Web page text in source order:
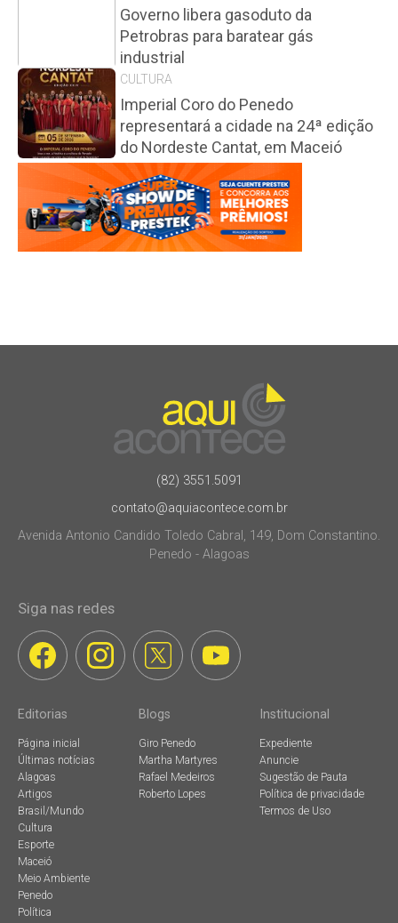
Governo libera gasoduto da
Petrobras para baratear gás
industrial
CULTURA
Imperial Coro do Penedo
representará a cidade na 24ª edição
do Nordeste Cantat, em Maceió
(82) 3551.5091
contato@aquiacontece.com.br
Avenida Antonio Candido Toledo Cabral, 149, Dom Constantino.
Penedo - Alagoas
Siga nas redes
Editorias
Página inicial
Últimas notícias
Alagoas
Artigos
Brasil/Mundo
Cultura
Esporte
Maceió
Meio Ambiente
Penedo
Política
Blogs
Giro Penedo
Martha Martyres
Rafael Medeiros
Roberto Lopes
Institucional
Expediente
Anuncie
Sugestão de Pauta
Política de privacidade
Termos de Uso